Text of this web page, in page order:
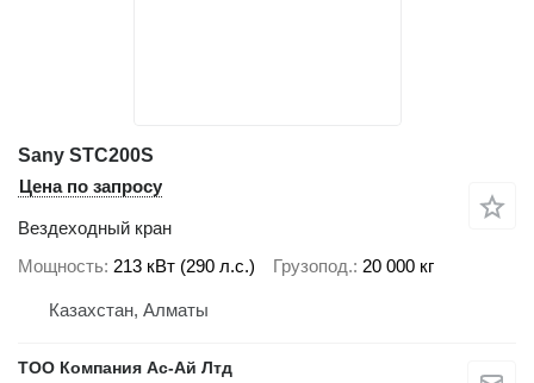
Sany STC200S
Цена по запросу
Вездеходный кран
Мощность 213 кВт (290 л.с.) Грузопод. 20 000 кг
Казахстан, Алматы
ТОО Компания Ас-Ай Лтд